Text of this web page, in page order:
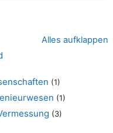
Alles aufklappen
(1)
(1)
(3)